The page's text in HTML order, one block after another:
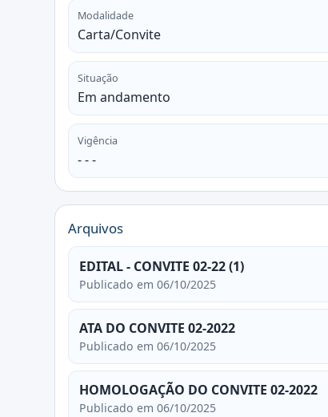
Modalidade
Carta/Convite
Situação
Em andamento
Vigência
- - -
Arquivos
EDITAL - CONVITE 02-22 (1)
Publicado em 06/10/2025
ATA DO CONVITE 02-2022
Publicado em 06/10/2025
HOMOLOGAÇÃO DO CONVITE 02-2022
Publicado em 06/10/2025